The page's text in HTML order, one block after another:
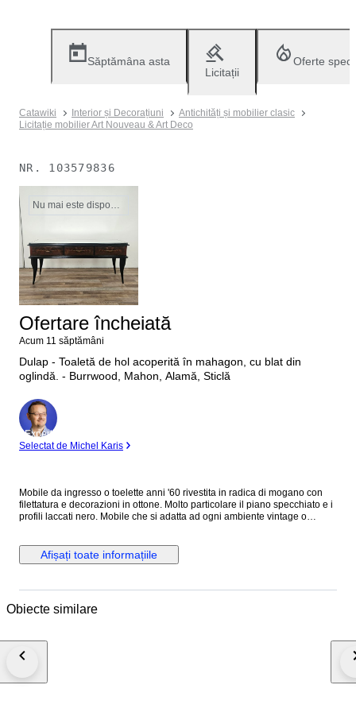
Săptămâna asta
Licitații
Oferte
Catawiki Interior și Decorațiuni
Antichități și mobilier clasic
Licitație mobilier Art Nouveau & Art Deco
NR. 103579836
Nu mai este disponibil
Ofertare încheiată
Acum 11 săptămâni
Dulap - Toaletă de hol acoperită în mahagon, cu blat din
oglindă. - Burrwood, Mahon, Alamă, Sticlă
Expert
Selectat de Michel Karis
Mobile da ingresso o toelette anni '60 rivestita in radica di mogano con
filettatura e decorazioni in ottone. Molto particolare il piano specchiato e i
profili laccati nero. Mobile che si adatta ad ogni ambiente vintage o
Seguimi su Instagram: salottoviennese Spedizione tramite corriere
PROFESSIONALE. Il corriere consegna dal Lunedì al Venerdì a LATO
non verrà imballato, se l'acquirente manda un suo corriere verrà usato
richiesto il codice fiscale per l'emissione di regolare ricevuta fiscale, o i
Afișați toate informațiile
Obiecte similare